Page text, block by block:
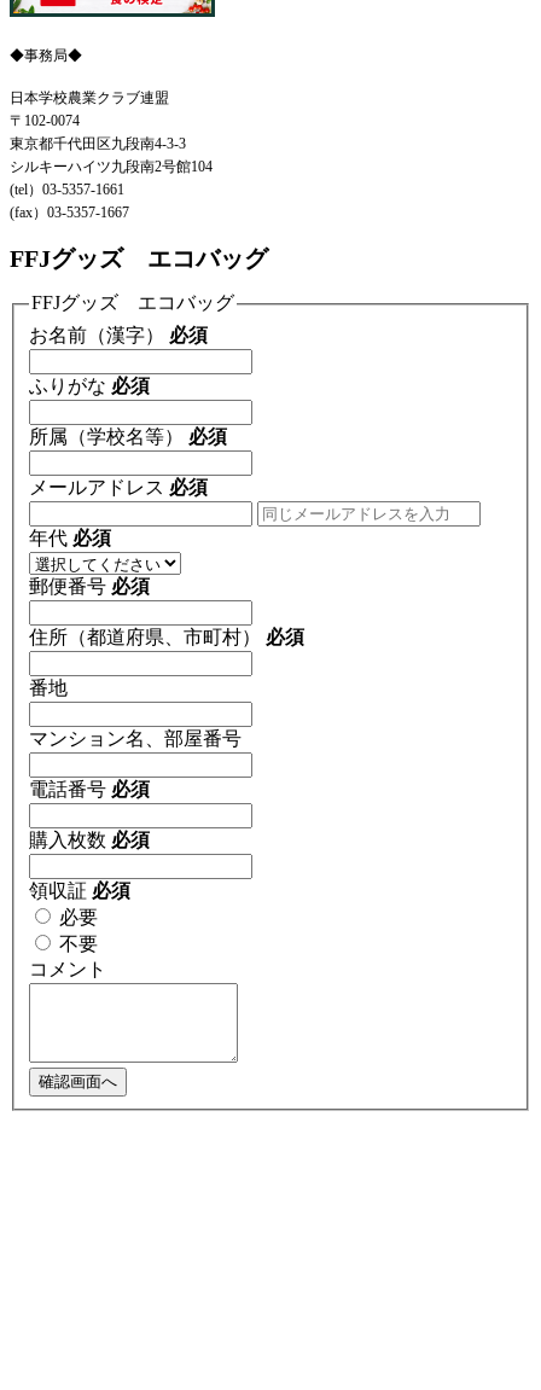
◆事務局◆
日本学校農業クラブ連盟
〒102-0074
東京都千代田区九段南4-3-3
シルキーハイツ九段南2号館104
(tel）03-5357-1661
(fax）03-5357-1667
FFJグッズ エコバッグ
FFJグッズ エコバッグ
お名前（漢字） 必須
ふりがな 必須
所属（学校名等） 必須
メールアドレス 必須
年代 必須
郵便番号 必須
住所（都道府県、市町村） 必須
番地
マンション名、部屋番号
電話番号 必須
購入枚数 必須
領収証 必須
必要
不要
コメント
確認画面へ